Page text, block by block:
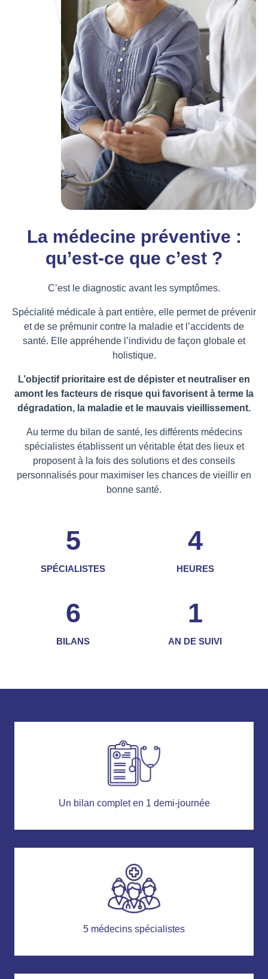
La médecine préventive :
qu’est-ce que c’est ?
C’est le diagnostic avant les symptômes.
Spécialité médicale à part entière, elle permet de prévenir
et de se prémunir contre la maladie et l’accidents de
santé. Elle appréhende l’individu de façon globale et
holistique.
L’objectif prioritaire est de dépister et neutraliser en
amont les facteurs de risque qui favorisent à terme la
dégradation, la maladie et le mauvais vieillissement.
Au terme du bilan de santé, les différents médecins
spécialistes établissent un véritable état des lieux et
proposent à la fois des solutions et des conseils
personnalisés pour maximiser les chances de vieillir en
bonne santé.
5
SPÉCIALISTES
4
HEURES
6
BILANS
1
AN DE SUIVI
Un bilan complet en 1 demi-journée
5 médecins spécialistes